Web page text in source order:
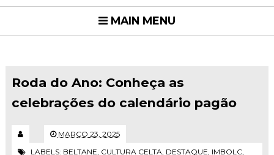
MAIN MENU
Roda do Ano: Conheça as
celebrações do calendário pagão
MARÇO 23, 2025
LABELS: BELTANE, CULTURA CELTA, DESTAQUE, IMBOLC,